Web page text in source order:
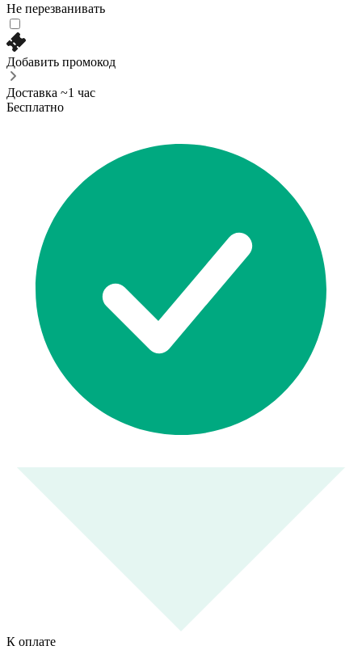
Не перезванивать
Добавить промокод
Доставка ~1 час
Бесплатно
К оплате